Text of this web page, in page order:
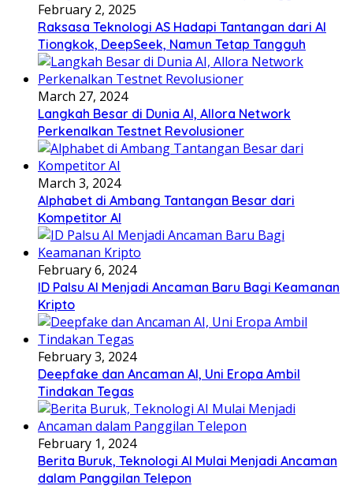
February 2, 2025
Raksasa Teknologi AS Hadapi Tantangan dari AI
Tiongkok, DeepSeek, Namun Tetap Tangguh
March 27, 2024
Langkah Besar di Dunia AI, Allora Network
Perkenalkan Testnet Revolusioner
March 3, 2024
Alphabet di Ambang Tantangan Besar dari
Kompetitor AI
February 6, 2024
ID Palsu AI Menjadi Ancaman Baru Bagi Keamanan
Kripto
February 3, 2024
Deepfake dan Ancaman AI, Uni Eropa Ambil
Tindakan Tegas
February 1, 2024
Berita Buruk, Teknologi AI Mulai Menjadi Ancaman
dalam Panggilan Telepon